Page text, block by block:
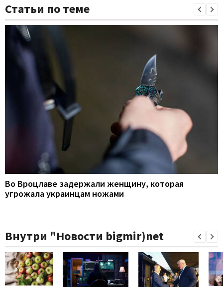
Статьи по теме
Во Вроцлаве задержали женщину, которая
угрожала украинцам ножами
Внутри "Новости bigmir)net